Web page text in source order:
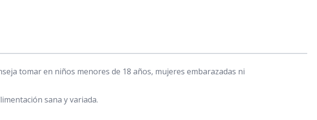
tomar en niños menores de 18 años, mujeres embarazadas ni
sana y variada.